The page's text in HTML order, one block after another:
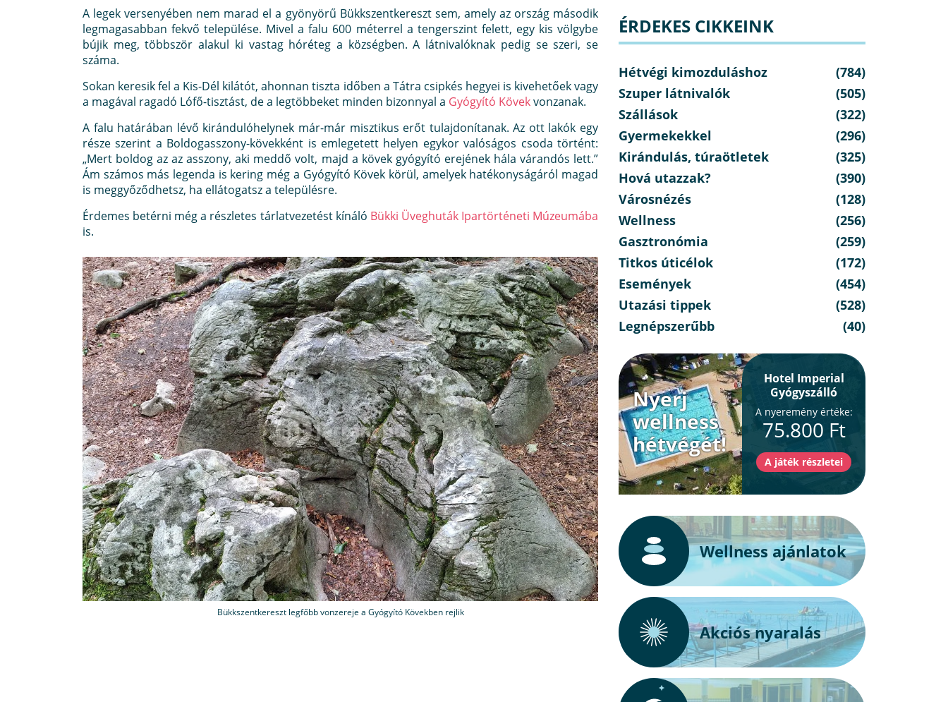
A legek versenyében nem marad el a gyönyörű Bükkszentkereszt sem, amely az ország második
legmagasabban fekvő települése. Mivel a falu 600 méterrel a tengerszint felett, egy kis völgybe
bújik meg, többször alakul ki vastag hóréteg a községben. A látnivalóknak pedig se szeri, se
száma.
Sokan keresik fel a Kis-Dél kilátót, ahonnan tiszta időben a Tátra csipkés hegyei is kivehetőek vagy
a magával ragadó Lófő-tisztást, de a legtöbbeket minden bizonnyal a Gyógyító Kövekvonzanak.
A falu határában lévő kirándulóhelynek már-már misztikus erőt tulajdonítanak. Az ott lakók egy
része szerint a Boldogasszony-kövekként is emlegetett helyen egykor valóságos csoda történt:
„Mert boldog az az asszony, aki meddő volt, majd a kövek gyógyító erejének hála várandós lett.”
Ám számos más legenda is kering még a Gyógyító Kövek körül, amelyek hatékonyságáról magad
is meggyőződhetsz, ha ellátogatsz a településre.
Érdemes betérni még a részletes tárlatvezetést kínáló Bükki Üveghuták Ipartörténeti Múzeumába
is.
Bükkszentkereszt legfőbb vonzereje a Gyógyító Kövekben rejlik
ÉRDEKES CIKKEINK
Hétvégi kimozduláshoz
(784)
Szuper látnivalók
(505)
Szállások
(322)
Gyermekekkel
(296)
Kirándulás, túraötletek
(325)
Hová utazzak?
(390)
Városnézés
(128)
Wellness
(256)
Gasztronómia
(259)
Titkos úticélok
(172)
Események
(454)
Utazási tippek
(528)
Legnépszerűbb
(40)
Nyerj
wellness
hétvégét!
Hotel Imperial
Gyógyszálló
A nyeremény értéke:
75.800 Ft
Wellness ajánlatok
Akciós nyaralás